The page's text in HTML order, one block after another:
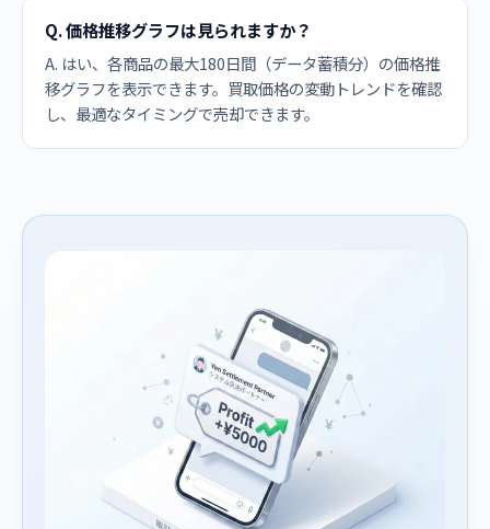
Q. 価格推移グラフは見られますか？
A. はい、各商品の最大180日間（データ蓄積分）の価格推
移グラフを表示できます。買取価格の変動トレンドを確認
し、最適なタイミングで売却できます。